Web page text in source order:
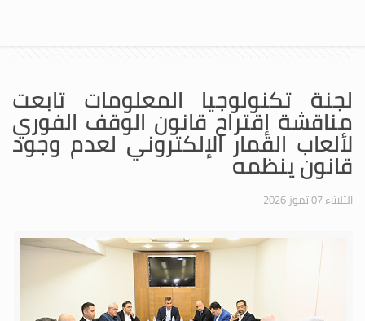
لجنة تكنولوجيا المعلومات تابعت
مناقشة إقتراح قانون الوقف الفوري
لألعاب القمار الإلكتروني لعدم وجود
قانون ينظمه
الثلاثاء 07 تموز 2026